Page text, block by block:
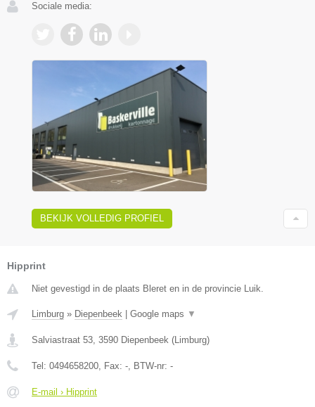
Sociale media:
BEKIJK VOLLEDIG PROFIEL
Hipprint
Niet gevestigd in de plaats Bleret en in de provincie Luik.
Limburg » Diepenbeek | Google maps ▼
Salviastraat 53 3590 Diepenbeek (Limburg)
Tel: 0494658200 , Fax: - , BTW-nr: -
E-mail › Hipprint